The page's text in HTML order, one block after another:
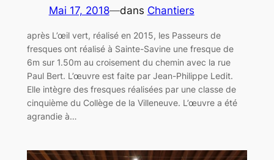
Mai 17, 2018—dans Chantiers
après L’œil vert, réalisé en 2015, les Passeurs de
fresques ont réalisé à Sainte-Savine une fresque de
6m sur 1.50m au croisement du chemin avec la rue
Paul Bert. L’œuvre est faite par Jean-Philippe Ledit.
Elle intègre des fresques réalisées par une classe de
cinquième du Collège de la Villeneuve. L’œuvre a été
agrandie à…